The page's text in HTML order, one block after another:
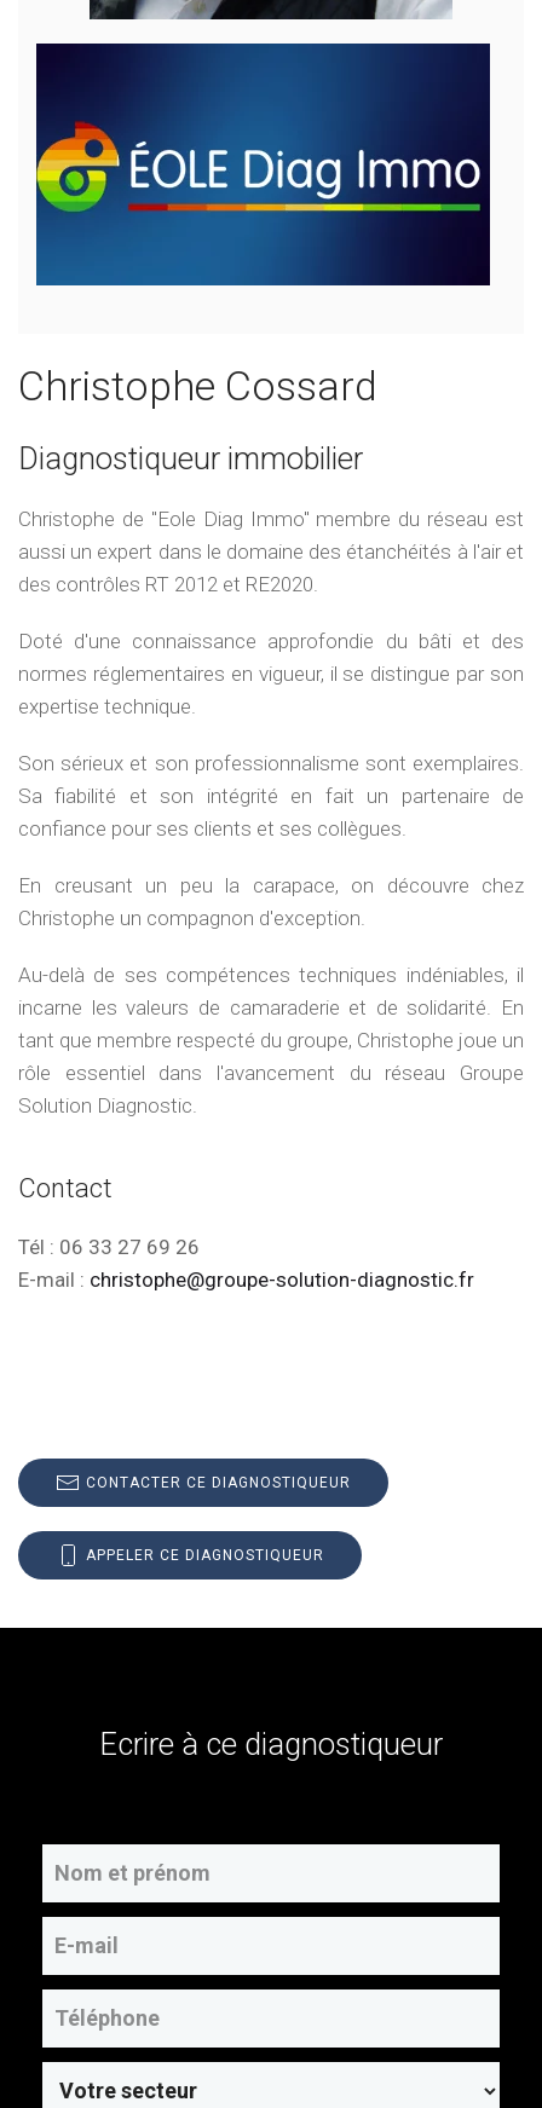
Christophe Cossard
Diagnostiqueur immobilier
Christophe de "Eole Diag Immo" membre du réseau est
aussi un expert dans le domaine des étanchéités à l'air et
des contrôles RT 2012 et RE2020.
Doté d'une connaissance approfondie du bâti et des
normes réglementaires en vigueur, il se distingue par son
expertise technique.
Son sérieux et son professionnalisme sont exemplaires.
Sa fiabilité et son intégrité en fait un partenaire de
confiance pour ses clients et ses collègues.
En creusant un peu la carapace, on découvre chez
Christophe un compagnon d'exception.
Au-delà de ses compétences techniques indéniables, il
incarne les valeurs de camaraderie et de solidarité. En
tant que membre respecté du groupe, Christophe joue un
rôle essentiel dans l'avancement du réseau Groupe
Solution Diagnostic.
Contact
Tél : 06 33 27 69 26
E-mail : christophe@groupe-solution-diagnostic.fr
CONTACTER CE DIAGNOSTIQUEUR
APPELER CE DIAGNOSTIQUEUR
Ecrire à ce diagnostiqueur